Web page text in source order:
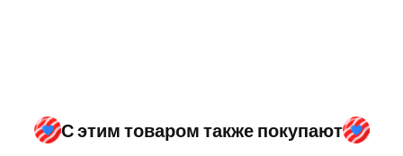
С этим товаром также покупают